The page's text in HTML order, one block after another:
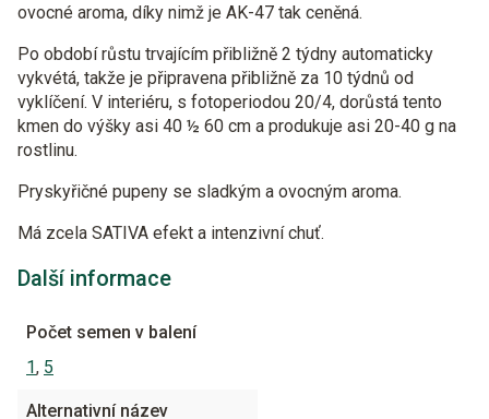
ovocné aroma, díky nimž je AK-47 tak ceněná.
Po období růstu trvajícím přibližně 2 týdny automaticky
vykvétá, takže je připravena přibližně za 10 týdnů od
vyklíčení. V interiéru, s fotoperiodou 20/4, dorůstá tento
kmen do výšky asi 40 ½ 60 cm a produkuje asi 20-40 g na
rostlinu.
Pryskyřičné pupeny se sladkým a ovocným aroma.
Má zcela SATIVA efekt a intenzivní chuť.
Další informace
Počet semen v balení
1, 5
Alternativní název